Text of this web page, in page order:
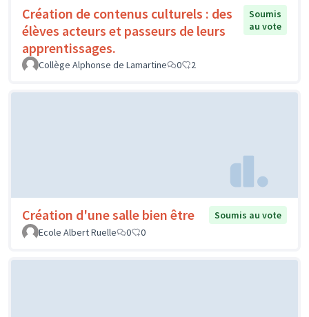
Création de contenus culturels : des
élèves acteurs et passeurs de leurs
apprentissages.
Soumis
au vote
Collège Alphonse de Lamartine 0 2
Création d'une salle bien être
Soumis au vote
Ecole Albert Ruelle
0 0